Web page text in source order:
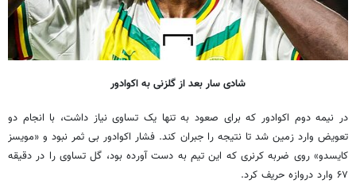
شادی سار بعد از گلزنی به اکوادور
در نیمه دوم اکوادور که برای صعود به تنها یک تساوی نیاز داشت، با انجام دو
تعویض وارد زمین شد تا نتیجه را جبران کند. فشار اکوادور بی ثمر نبود و «مویسز
کایسدو» روی ضربه کرنری که این تیم به دست آورده بود، گل تساوی را در دقیقه
۶۷ وارد دروازه حریف کرد.